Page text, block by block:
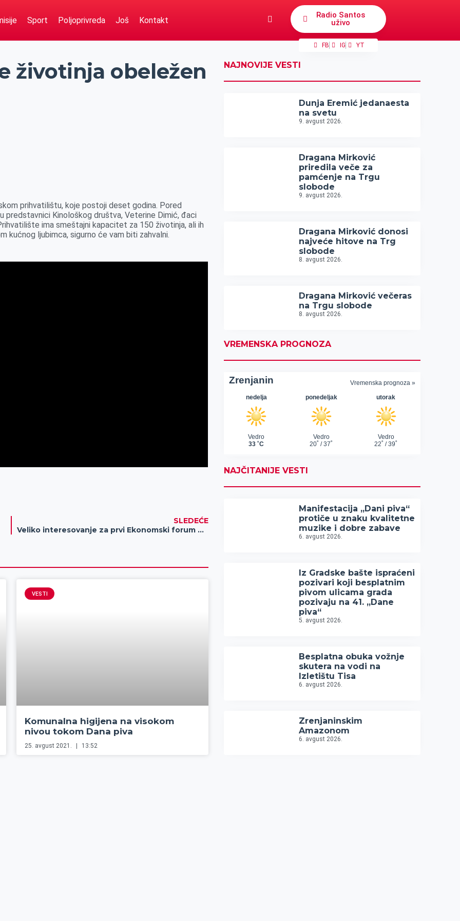
Sport Poljoprivreda Još Kontakt
Radio Santos
uživo
FB IG YT
životinja obeležen
prihvatilištu, koje postoji deset godina. Pored
predstavnici Kinološkog društva, Veterine Dimić, đaci
ima smeštajni kapacitet za 150 životinja, ali ih
kućnog ljubimca, sigurno će vam biti zahvalni.
SLEDEĆE
Veliko interesovanje za prvi Ekonomski forum u Zrenjaninu
VESTI
Komunalna higijena na visokom
nivou tokom Dana piva
25. avgust 2021. 13:52
NAJNOVIJE VESTI
Dunja Eremić jedanaesta
na svetu
9. avgust 2026.
Dragana Mirković
priredila veče za
pamćenje na Trgu
slobode
9. avgust 2026.
Dragana Mirković donosi
najveće hitove na Trg
slobode
8. avgust 2026.
Dragana Mirković večeras
na Trgu slobode
8. avgust 2026.
VREMENSKA PROGNOZA
NAJČITANIJE VESTI
Manifestacija „Dani piva“
protiče u znaku kvalitetne
muzike i dobre zabave
6. avgust 2026.
Iz Gradske bašte ispraćeni
pozivari koji besplatnim
pivom ulicama grada
pozivaju na 41. „Dane
piva“
5. avgust 2026.
Besplatna obuka vožnje
skutera na vodi na
Izletištu Tisa
6. avgust 2026.
Zrenjaninskim
Amazonom
6. avgust 2026.